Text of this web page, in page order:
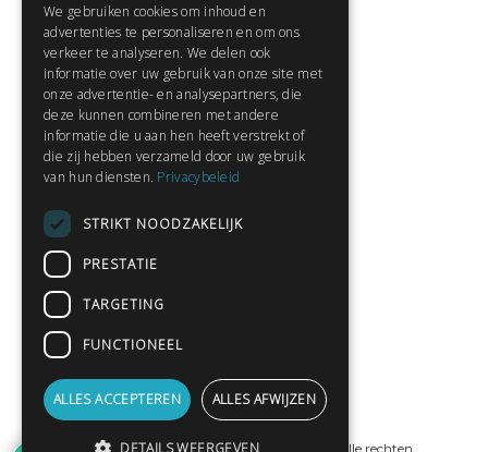
Contact
Huisregels
Snel naar:
Gratis aanmelden
Privacybeleid
Gedichten lezen
Schrijfwedstrijden
Schrijftips
© Copyright 2019 - 2026ProPublishing · Alle rechten
We gebruiken cookies om inhoud en
advertenties te personaliseren en om ons
verkeer te analyseren. We delen ook
informatie over uw gebruik van onze site met
onze advertentie- en analysepartners, die
deze kunnen combineren met andere
informatie die u aan hen heeft verstrekt of
die zij hebben verzameld door uw gebruik
van hun diensten. Privacybeleid
STRIKT NOODZAKELIJK
PRESTATIE
TARGETING
FUNCTIONEEL
ALLES ACCEPTEREN ALLES AFWIJZEN
DETAILS WEERGEVEN